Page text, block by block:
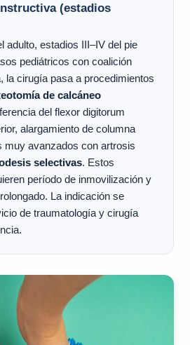
(estadios
adulto, estadios III–IV del pie
pediátricos con coalición
la cirugía pasa a procedimientos
de calcáneo
del flexor digitorum
alargamiento de columna
muy avanzados con artrosis
selectivas. Estos
período de inmovilización y
La indicación se
de traumatología y cirugía